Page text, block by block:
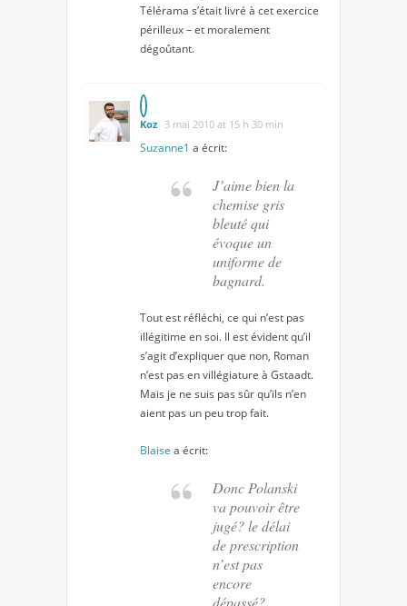
Télérama s’était livré à cet exercice
périlleux – et moralement
dégoûtant.
Koz 3 mai 2010 at 15 h 30 min
Suzanne1 a écrit:
J’aime bien la
chemise gris
bleuté qui
évoque un
uniforme de
bagnard.
Tout est réfléchi, ce qui n’est pas
illégitime en soi. Il est évident qu’il
s’agit d’expliquer que non, Roman
n’est pas en villégiature à Gstaadt.
Mais je ne suis pas sûr qu’ils n’en
aient pas un peu trop fait.
Blaise a écrit:
Donc Polanski
va pouvoir être
jugé? le délai
de prescription
n’est pas
encore
dépassé?